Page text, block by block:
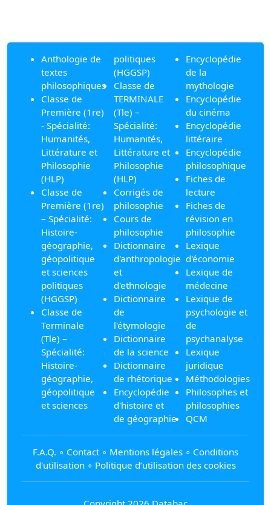
Anthologie de
textes
philosophiques
Classe de
Première (1re)
- Spécialité:
Humanités,
Littérature et
Philosophie
(HLP)
Classe de
Première (1re)
– Spécialité:
Histoire-
géographie,
géopolitique
et sciences
politiques
(HGGSP)
Classe de
Terminale
(Tle) –
Spécialité:
Histoire-
géographie,
géopolitique
et sciences
politiques
(HGGSP)
Classe de
TERMINALE
(Tle) –
Spécialité:
Humanités,
Littérature et
Philosophie
(HLP)
Corrigés de
philosophie
Cours de
philosophie
Dictionnaire
d'anthropologie
et
d'ethnologie
Dictionnaire
de
l'étymologie
Dictionnaire
de la science
Dictionnaire
de rhétorique
Encyclopédie
d'histoire et
de géographie
Encyclopédie
de la
mythologie
Encyclopédie
du cinéma
Encyclopédie
littéraire
Encyclopédie
philosophique
Fiches de
lecture
Fiches de
révision en
philosophie
Lexique
d'économie
Lexique de
médecine
Lexique de
psychologie et
de
psychanalyse
Lexique
juridique
Méthodologies
Philosophes et
philosophies
QCM
F.A.Q. ∘ Contact∘ Mentions légales ∘ Conditions
d'utilisation∘ Politique d’utilisation des cookies